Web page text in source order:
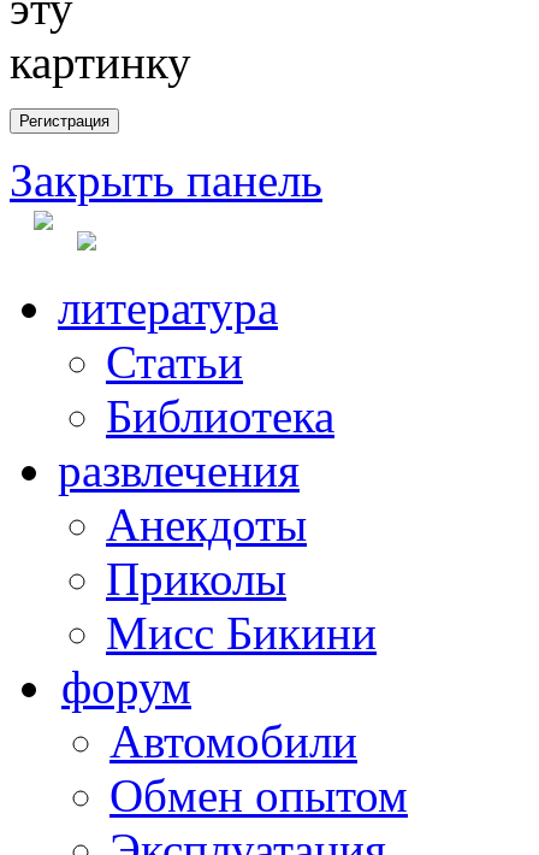
Закрыть панель
литература
Статьи
Библиотека
развлечения
Анекдоты
Приколы
Мисс Бикини
форум
Автомобили
Обмен опытом